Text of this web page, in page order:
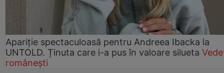
Apariție spectaculoasă pentru Andreea Ibacka la
UNTOLD. Ținuta care i-a pus în valoare silueta
românești